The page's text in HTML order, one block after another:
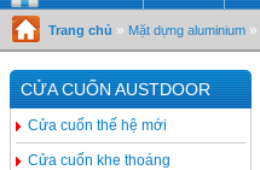
Trang chủ » Mặt dựng aluminium »
CỬA CUỐN AUSTDOOR
Cửa cuốn thế hệ mới
Cửa cuốn khe thoáng